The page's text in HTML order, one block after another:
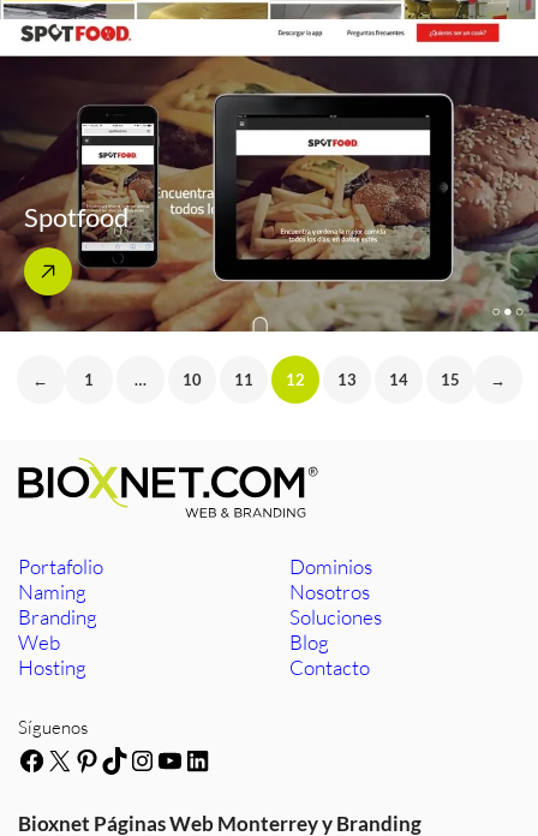
Spotfood
← 1 … 10 11 12 13 14 15 →
Portafolio
Naming
Branding
Web
Hosting
Dominios
Nosotros
Soluciones
Blog
Contacto
Síguenos
Facebook
X Pinterest
TikTok
Instagram
YouTube
LinkedIn
Bioxnet Páginas Web Monterrey y Branding